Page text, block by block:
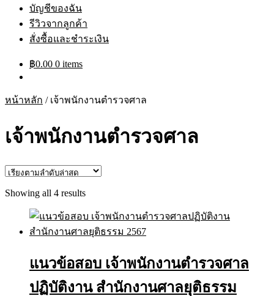
บัญชีของฉัน
รีวิวจากลูกค้า
สั่งซื้อและชำระเงิน
฿0.00 0 items
หน้าหลัก / เจ้าพนักงานตำรวจศาล
เจ้าพนักงานตำรวจศาล
Showing all 4 resultsSorted
latest
แนวข้อสอบ เจ้าพนักงานตำรวจศาล
ปฏิบัติงาน สำนักงานศาลยุติธรรม